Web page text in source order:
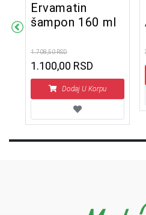
Ervamatin
šampon 160 ml
1.708,50 RSD
1.100,00 RSD
Dodaj U Korpu